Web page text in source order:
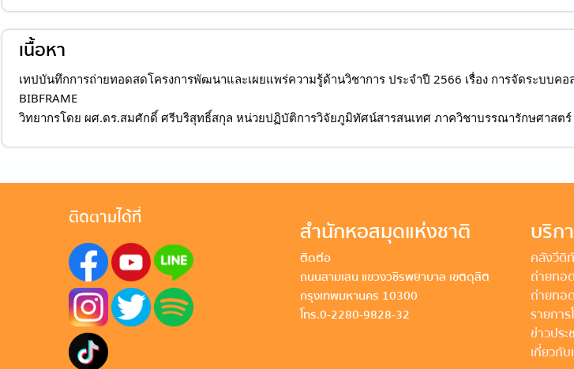
เนื้อหา
เทปบันทึกการถ่ายทอดสดโครงการพัฒนาและเผยแพร่ความรู้ด้านวิชาการ ประจำปี 2566 เรื่อง การจัดระบบ
BIBFRAME
วิทยากรโดย ผศ.ดร.สมศักดิ์ ศรีบริสุทธิ์สกุล หน่วยปฏิบัติการวิจัยภูมิทัศน์สารสนเทศ ภาควิชาบรรณารักษศาสต
ติดตามได้ที่ สำนักหอสมุดแห่งชาติ
ติดต่อ
ถนนสามเสน แขวงวชิรพยาบาล เขตดุสิต
กรุงเทพมหานคร 10300
โทร. 0-2280-9828-32
บริก
คลังวีดิ
ถ่ายทอ
ถ่ายทอ
รายการ
ข่าวปร
เกี่ยวกับ